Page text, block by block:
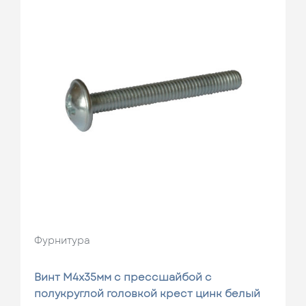
Фурнитура
Винт М4х35мм с прессшайбой с
полукруглой головкой крест цинк белый